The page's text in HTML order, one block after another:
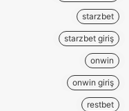
starzbet
starzbet giriş
onwin
onwin giriş
restbet